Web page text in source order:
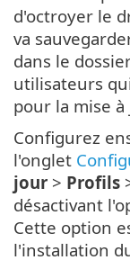
d'octroyer le
va
dans le
utilisateurs
pour la mise à
Configurez
l'onglet
jour > Profils
désactivant
Cette option
l'installation